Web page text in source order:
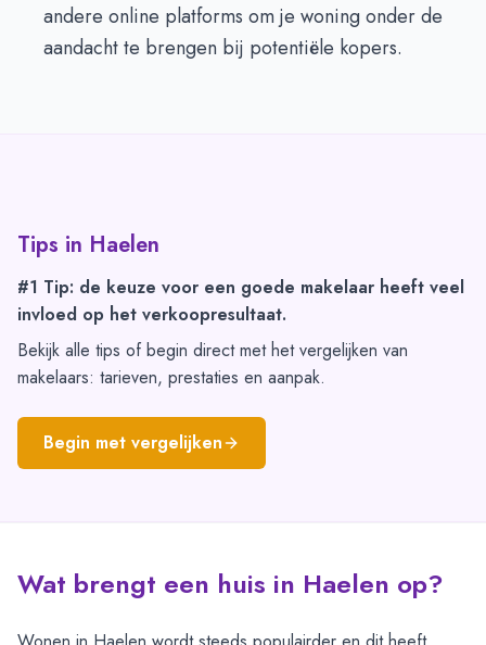
andere online platforms om je woning onder de
aandacht te brengen bij potentiële kopers.
Tips in Haelen
#1 Tip: de keuze voor een goede makelaar heeft veel
invloed op het verkoopresultaat.
Bekijk alle tips of begin direct met het vergelijken van
makelaars: tarieven, prestaties en aanpak.
Begin met vergelijken
Wat brengt een huis in Haelen op?